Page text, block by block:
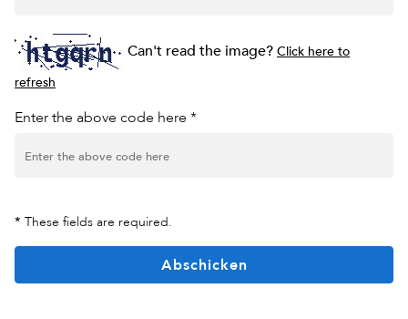
Can't read the image?Click here to
refresh
Enter the above code here *
* These fields are required.
Abschicken